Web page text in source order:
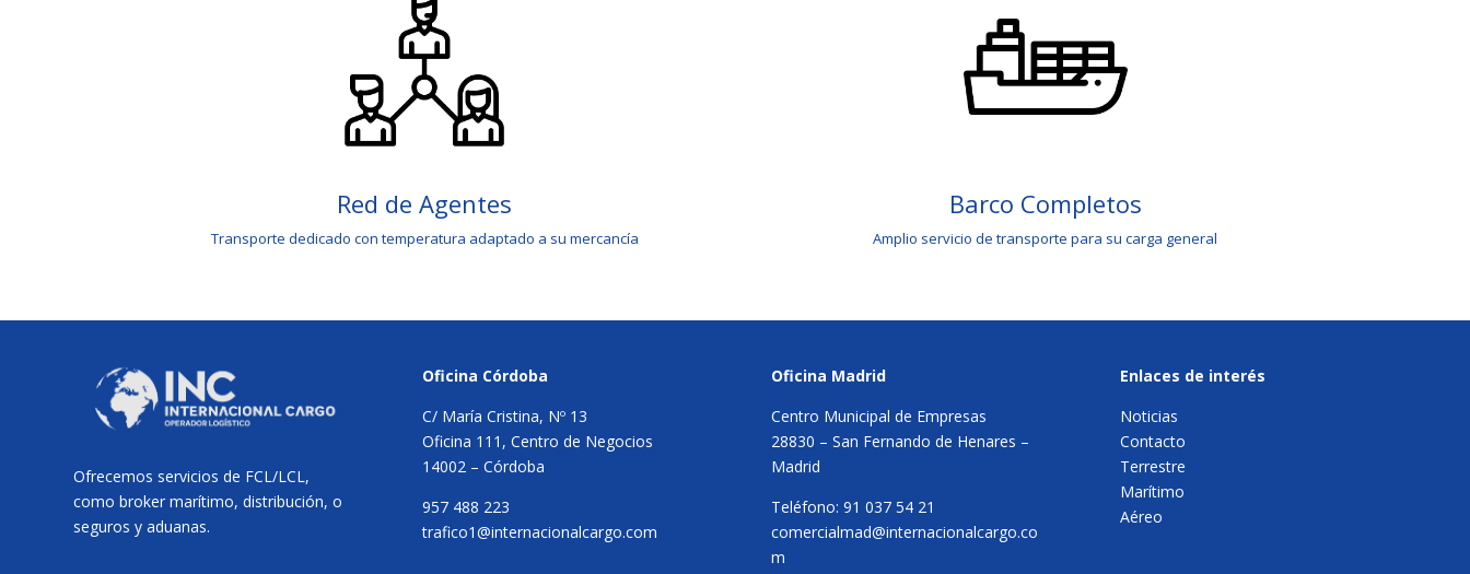
Red de Agentes
Transporte dedicado con temperatura adaptado a su mercancía
Barco Completos
Amplio servicio de transporte para su carga general
Ofrecemos servicios de FCL/LCL,
como broker marítimo, distribución, o
seguros y aduanas.
Oficina Córdoba
C/ María Cristina, Nº 13
Oficina 111, Centro de Negocios
14002 – Córdoba
957 488 223
trafico1@internacionalcargo.com
Oficina Madrid
Centro Municipal de Empresas
28830 – San Fernando de Henares –
Madrid
Teléfono: 91 037 54 21
comercialmad@internacionalcargo.co
m
Enlaces de interés
Noticias
Contacto
Terrestre
Marítimo
Aéreo